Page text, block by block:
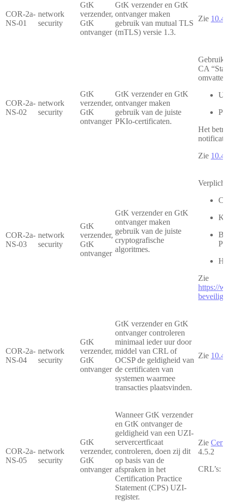
COR-2a-
NS-01
network
security
GtK
verzender,
GtK
ontvanger
GtK verzender en GtK
ontvanger maken
gebruik van mutual TLS
(mTLS) versie 1.3.
Zie
COR-2a-
NS-02
network
security
GtK
verzender,
GtK
ontvanger
GtK verzender en GtK
ontvanger maken
gebruik van de juiste
PKIo-certificaten.
CA
Het
Zie
COR-2a-
NS-03
network
security
GtK
verzender,
GtK
ontvanger
GtK verzender en GtK
ontvanger maken
gebruik van de juiste
cryptografische
algoritmes.
Zie
https://
COR-2a-
NS-04
network
security
GtK
verzender,
GtK
ontvanger
GtK verzender en GtK
ontvanger controleren
minimaal ieder uur door
middel van CRL of
OCSP de geldigheid van
de certificaten van
systemen waarmee
transacties plaatsvinden.
Zie
COR-2a-
NS-05
network
security
GtK
verzender,
GtK
ontvanger
Wanneer GtK verzender
en GtK ontvanger de
geldigheid van een UZI-
servercertficaat
controleren, doen zij dit
op basis van de
afspraken in het
Certification Practice
Statement (CPS) UZI-
register.
Zie
4.5.2
CRL’s: